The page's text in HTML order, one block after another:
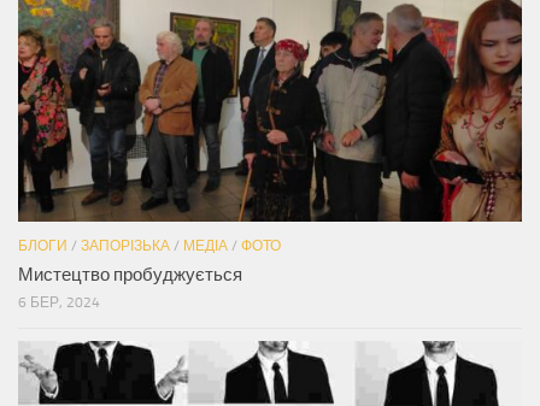
БЛОГИ / ЗАПОРІЗЬКА / МЕДІА / ФОТО
Мистецтво пробуджується
6 БЕР, 2024